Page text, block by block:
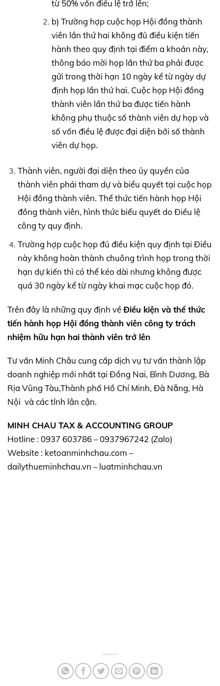
từ 50% vốn điều lệ trở lên;
b) Trường hợp cuộc họp Hội đồng thành
viên lần thứ hai không đủ điều kiện tiến
hành theo quy định tại điểm a khoản này,
thông báo mời họp lần thứ ba phải được
gửi trong thời hạn 10 ngày kể từ ngày dự
định họp lần thứ hai. Cuộc họp Hội đồng
thành viên lần thứ ba được tiến hành
không phụ thuộc số thành viên dự họp và
số vốn điều lệ được đại diện bởi số thành
viên dự họp.
Thành viên, người đại diện theo ủy quyền của
thành viên phải tham dự và biểu quyết tại cuộc họp
Hội đồng thành viên. Thể thức tiến hành họp Hội
đồng thành viên, hình thức biểu quyết do Điều lệ
công ty quy định.
Trường hợp cuộc họp đủ điều kiện quy định tại Điều
này không hoàn thành chuông trình họp trong thời
hạn dự kiến thì có thể kéo dài nhưng không được
quá 30 ngày kể từ ngày khai mạc cuộc họp đó.
Trên đây là những quy định vềĐiều kiện và thể thức
tiến hành họp Hội đồng thành viên công ty trách
nhiệm hữu hạn hai thành viên trở lên
Tư vấn Minh Châu cung cấp dịch vụ tư vấn thành lập
doanh nghiệp mới nhất tại Đồng Nai, Bình Dương, Bà
Rịa Vũng Tàu,Thành phố Hồ Chí Minh, Đà Nẵng, Hà
Nội và các tỉnh lân cận.
MINH CHAU TAX & ACCOUNTING GROUP
Hotline : 0937 603786 – 0937967242 (Zalo)
Website : ketoanminhchau.com –
dailythueminhchau.vn – luatminhchau.vn